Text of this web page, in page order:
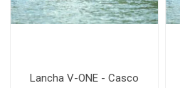
Lancha V-ONE - Casco